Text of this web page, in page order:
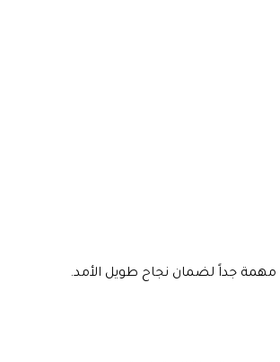
مهمة جداً لضمان نجاح طويل الأمد.